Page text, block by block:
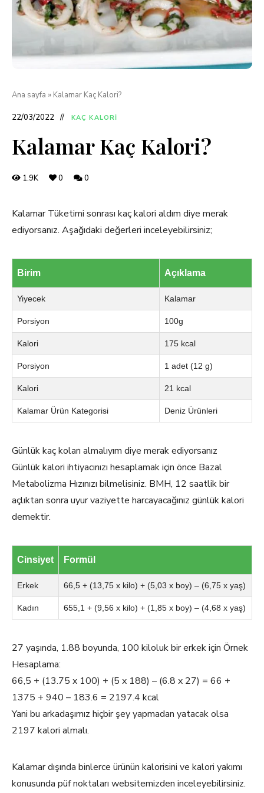
Ana sayfa » Kalamar Kaç Kalori?
22/03/2022 KAÇ KALORI
Kalamar Kaç Kalori?
1.9K 0 0
Kalamar Tüketimi sonrası kaç kalori aldım diye merak
ediyorsanız. Aşağıdaki değerleri inceleyebilirsiniz;
Birim Açıklama
Yiyecek Kalamar
Porsiyon 100g
Kalori 175 kcal
Porsiyon 1 adet (12 g)
Kalori 21 kcal
Kalamar Ürün Kategorisi Deniz Ürünleri
Günlük kaç koları almalıyım diye merak ediyorsanız
Günlük kalori ihtiyacınızı hesaplamak için önce Bazal
Metabolizma Hızınızı bilmelisiniz. BMH, 12 saatlik bir
açlıktan sonra uyur vaziyette harcayacağınız günlük kalori
demektir.
Cinsiyet Formül
Erkek 66,5 + (13,75 x kilo) + (5,03 x boy) – (6,75 x yaş)
Kadın 655,1 + (9,56 x kilo) + (1,85 x boy) – (4,68 x yaş)
27 yaşında, 1.88 boyunda, 100 kiloluk bir erkek için Örnek
Hesaplama:
66,5 + (13.75 x 100) + (5 x 188) – (6.8 x 27) = 66 +
1375 + 940 – 183.6 = 2197.4 kcal
Yani bu arkadaşımız hiçbir şey yapmadan yatacak olsa
2197 kalori almalı.
Kalamar dışında binlerce ürünün kalorisini ve kalori yakımı
konusunda püf noktaları websitemizden inceleyebilirsiniz.